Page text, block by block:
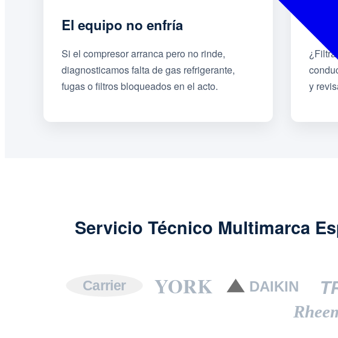
El equipo no enfría
Si el compresor arranca pero no rinde,
diagnosticamos falta de gas refrigerante,
fugas o filtros bloqueados en el acto.
y
Servicio Técnico Multimarca
Carrier YORK DAIKIN